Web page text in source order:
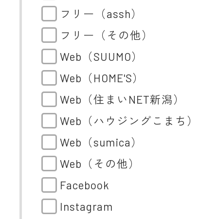
フリー（assh）
フリー（その他）
Web（SUUMO）
Web（HOME'S）
Web（住まいNET新潟）
Web（ハウジングこまち）
Web（sumica）
Web（その他）
Facebook
Instagram